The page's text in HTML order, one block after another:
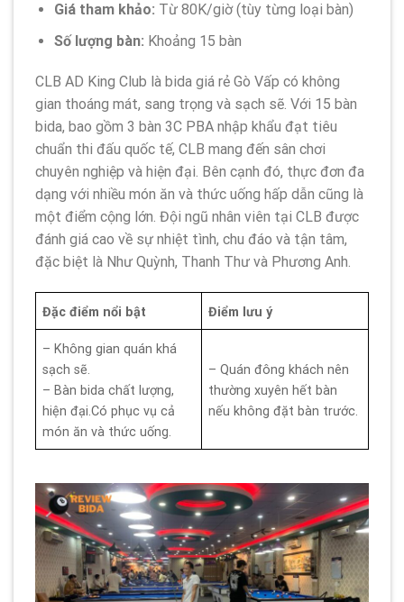
Giá tham khảo: Từ 80K/giờ (tùy từng loại bàn)
Số lượng bàn: Khoảng 15 bàn
CLB AD King Club là bida giá rẻ Gò Vấp có không
gian thoáng mát, sang trọng và sạch sẽ. Với 15 bàn
bida, bao gồm 3 bàn 3C PBA nhập khẩu đạt tiêu
chuẩn thi đấu quốc tế, CLB mang đến sân chơi
chuyên nghiệp và hiện đại. Bên cạnh đó, thực đơn đa
dạng với nhiều món ăn và thức uống hấp dẫn cũng là
một điểm cộng lớn. Đội ngũ nhân viên tại CLB được
đánh giá cao về sự nhiệt tình, chu đáo và tận tâm,
đặc biệt là Như Quỳnh, Thanh Thư và Phương Anh.
Đặc điểm nổi bật Điểm lưu ý
– Không gian quán khá
sạch sẽ.
– Bàn bida chất lượng,
hiện đại.Có phục vụ cả
món ăn và thức uống.
– Quán đông khách nên
thường xuyên hết bàn
nếu không đặt bàn trước.